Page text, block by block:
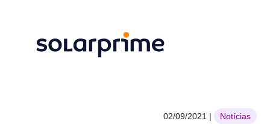
02/09/2021 | Notícias